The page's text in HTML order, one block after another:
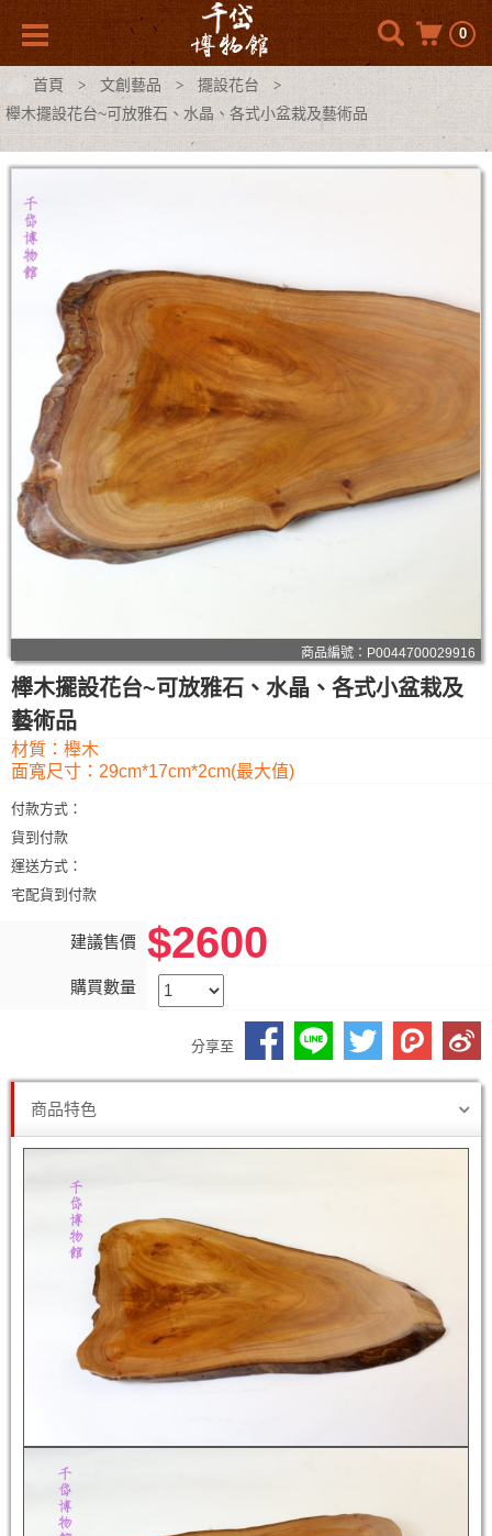
0
首頁 > 文創藝品 > 擺設花台 >
櫸木擺設花台~可放雅石、水晶、各式小盆栽及藝術品
商品編號：P0044700029916
櫸木擺設花台~可放雅石、水晶、各式小盆栽及
藝術品
材質：櫸木
面寬尺寸：29cm*17cm*2cm(最大值)
付款方式：
貨到付款
運送方式：
宅配貨到付款
建議售價 $2600
購買數量
分享至
商品特色